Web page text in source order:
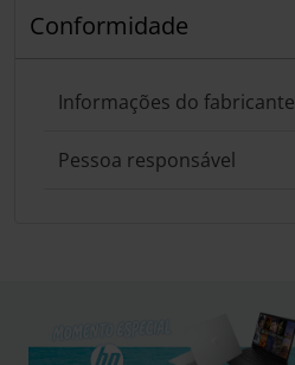
Conformidade
Informações do fabricante
Pessoa responsável